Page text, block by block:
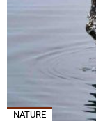
NATURE